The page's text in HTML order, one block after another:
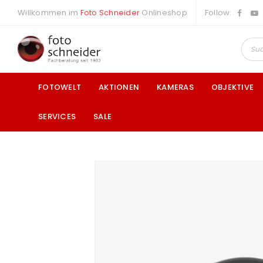
Willkommen im Foto Schneider Onlineshop Follow:
FOTOWELT AKTIONEN KAMERAS OBJEKTIVE
SERVICES SALE